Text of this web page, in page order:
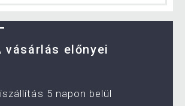
vásárlás előnyei
5 napon belül